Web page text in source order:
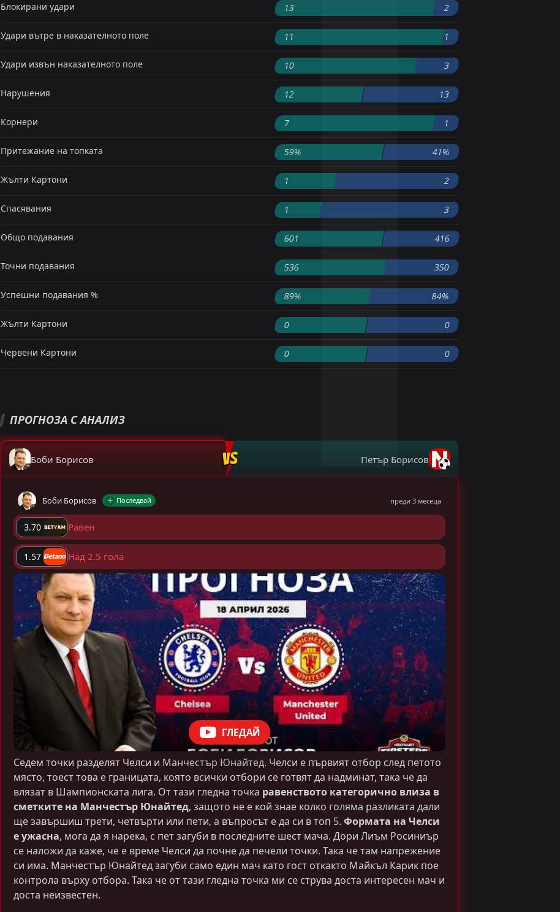
Блокирани удари 13 2
Удари вътре в наказателното поле 11 1
Удари извън наказателното поле 10 3
Нарушения 12 13
Корнери 7 1
Притежание на топката 59% 41%
Жълти Картони 1 2
Спасявания 1 3
Общо подавания 601 416
Точни подавания 536 350
Успешни подавания % 89% 84%
Жълти Картони 0 0
Червени Картони 0 0
ПРОГНОЗА С АНАЛИЗ
Боби Борисов Петър Борисов
Боби Борисов Последвай преди 3 месеца
3.70 Равен
1.57 Над 2.5 гола
ГЛЕДАЙ
Седем точки разделят Челси и Манчестър Юнайтед. Челси е първият отбор след петото
място, тоест това е границата, която всички отбори се готвят да надминат, така че да
влязат в Шампионската лига. От тази гледна точка равенството категорично влиза в
сметките на Манчестър Юнайтед, защото не е кой знае колко голяма разликата дали
ще завършиш трети, четвърти или пети, а въпросът е да си в топ 5. Формата на Челси
е ужасна, мога да я нарека, с пет загуби в последните шест мача. Дори Лиъм Росиниър
се наложи да каже, че е време Челси да почне да печели точки. Така че там напрежение
си има. Манчестър Юнайтед загуби само един мач като гост откакто Майкъл Карик пое
контрола върху отбора. Така че от тази гледна точка ми се струва доста интересен мач и
доста неизвестен.